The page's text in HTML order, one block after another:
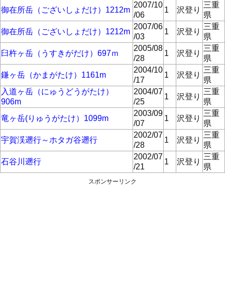
御在所岳（ございしょだけ）1212m
2007/10
/06
1 沢登り
三重
県
御在所岳（ございしょだけ）1212m
2007/06
/03
1 沢登り
三重
県
臼杵ヶ岳（うすきがだけ）697ｍ
2005/08
/28
1 沢登り
三重
県
鎌ヶ岳（かまがたけ）1161m
2004/10
/17
1 沢登り
三重
県
入道ヶ岳（にゅうどうがたけ）
906m
2004/07
/25
1 沢登り
三重
県
竜ヶ岳(りゅうがたけ）1099m
2003/09
/07
1 沢登り
三重
県
宇賀渓遡行～ホタガ谷遡行
2002/07
/28
1 沢登り
三重
県
石谷川遡行
2002/07
/21
1 沢登り
三重
県
スポンサーリンク